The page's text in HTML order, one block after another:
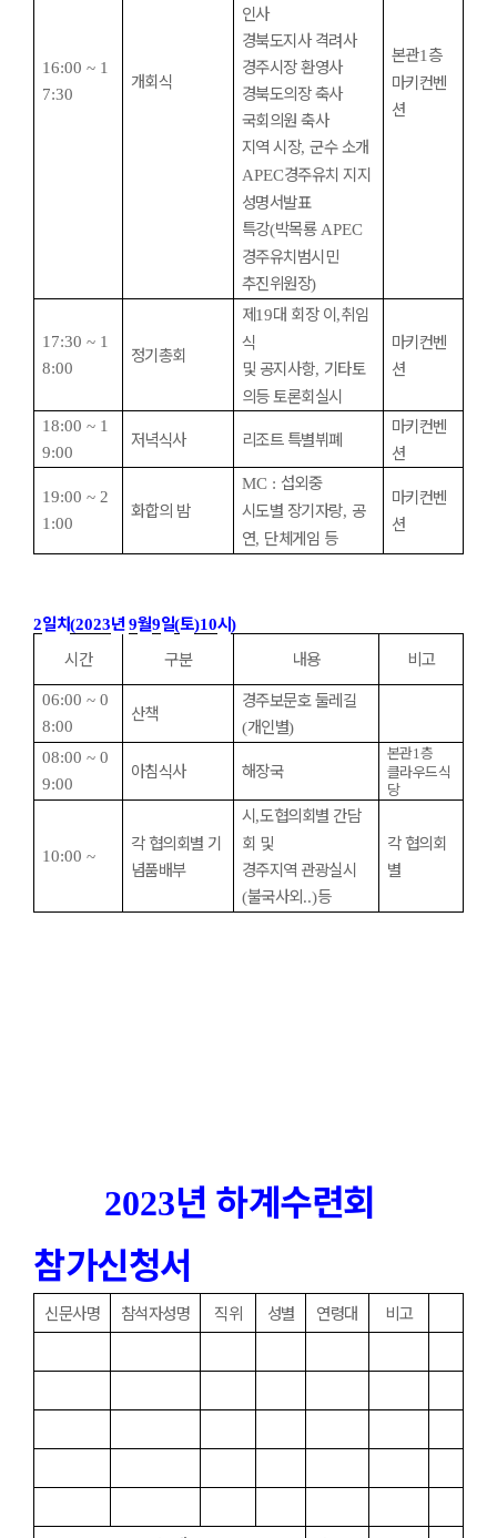
16:00 ~ 1
7:30
개회식
인사
경북도지사 격려사
경주시장 환영사
경북도의장 축사
국회의원 축사
지역 시장,군수 소개
APEC경주유치 지지
성명서발표
특강(박목룡 APEC
경주유치범시민
추진위원장)
본관1 층
마키컨벤
션
17:30 ~ 1
8:00
정기총회
제19대 회장 이,취임
식
및 공지사항, 기타토
의등 토론회실시
마키컨벤
션
18:00 ~ 1
9:00
저녁식사 리조트 특별뷔폐
마키컨벤
션
19:00 ~ 2
1:00
화합의 밤
MC : 섭외중
시도별 장기자랑, 공
연, 단체게임 등
마키컨벤
션
2일차(2023년 9월9일(토)10시)
시간 구분 내용 비고
06:00 ~ 0
8:00
산책
경주보문호 둘레길
(개인별)
08:00 ~ 0
9:00
아침식사 해장국
본관1층
클라우드식
당
10:00 ~
각 협의회별 기
념품배부
시,도협의회별 간담
회 및
경주지역 관광실시
(불국사외..)등
각 협의회
별
2023년 하계수련회
참가신청서
신문사명 참석자성명 직위 성별 연령대 비고